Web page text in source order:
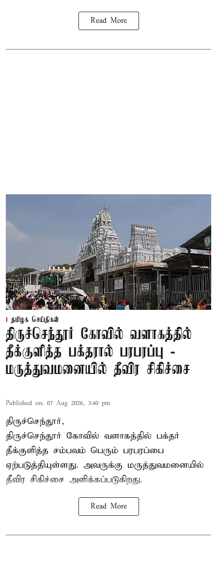
Read More
தமிழக செய்திகள்
திருச்செந்தூர் கோவில் வளாகத்தில்
தீக்குளித்த பக்தரால் பரபரப்பு -
மருத்துவமனையில் தீவிர சிகிச்சை
Published on: 07 Aug 2026, 3:40 pm
திருச்செந்தூர்,
திருச்செந்தூர் கோவில் வளாகத்தில் பக்தர்
தீக்குளித்த சம்பவம் பெரும் பரபரப்பை
ஏற்படுத்தியுள்ளது. அவருக்கு மருத்துவமனையில்
தீவிர சிகிச்சை அளிக்கப்படுகிறது.
Read More